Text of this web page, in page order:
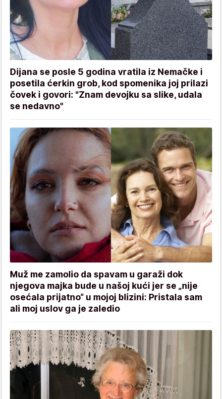
Dijana se posle 5 godina vratila iz Nemačke i
posetila ćerkin grob, kod spomenika joj prilazi
čovek i govori: "Znam devojku sa slike, udala
se nedavno"
Muž me zamolio da spavam u garaži dok
njegova majka bude u našoj kući jer se „nije
osećala prijatno“ u mojoj blizini: Pristala sam
ali moj uslov ga je zaledio